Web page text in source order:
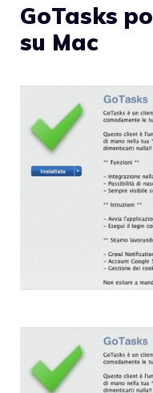
GoTasks
su Mac